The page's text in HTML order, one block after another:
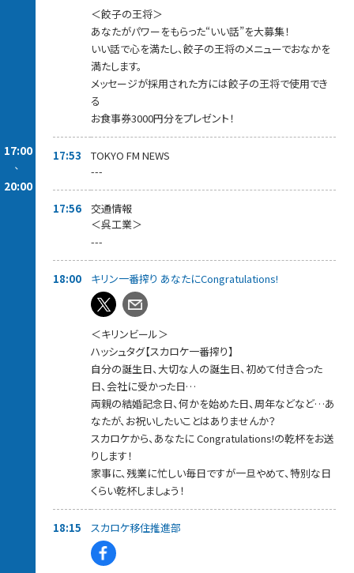
17:00
-
20:00
18:40～【 押忍！スカロケ道場 】
浜崎師範が極上な喝をあなたに注入！
みなさんの勝負時のメッセージをお待ちしています。
紹介された方には【 眠眠打破1ケース10本入り】をプレゼント。
メッセージはスカロケのアプリ、またはホームページから！
19:05～【 スカロケ一番搾り～1番カラオケ 】
曜日替わりでスカロケの一番搾りなコーナーをお届けしていま
木曜日は「一番カラオケ」
あなたの今の気持ちを曲に乗せて、こっそり一番だけ歌ってくだ
さい！
見事歌いきった方には「KIRIN 一番搾り」をプレゼント！
詳しくは我が社のアプリ＆HPをご覧ください。
番組PODCAST
＜餃子の王将＞
あなたがパワーをもらった“いい話”を大募集！
いい話で心を満たし、餃子の王将のメニューでおなかを
満たします。
メッセージが採用された方には餃子の王将で使用でき
る
お食事券3000円分をプレゼント！
17:53
TOKYO FM NEWS
---
17:56
交通情報
＜呉工業＞
---
18:00 キリン一番搾り あなたにCongratulations!
＜キリンビール＞
ハッシュタグ【スカロケ一番搾り】
自分の誕生日、大切な人の誕生日、初めて付き合った
日、会社に受かった日…
両親の結婚記念日、何かを始めた日、周年などなど…あ
なたが、お祝いしたいことはありませんか？
スカロケから、あなたに Congratulations!の乾杯をお送
りします！
家事に、残業に忙しい毎日ですが一旦やめて、特別な日
くらい乾杯しましょう！
18:15 スカロケ移住推進部